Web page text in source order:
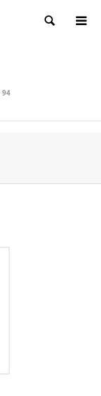
検索
94